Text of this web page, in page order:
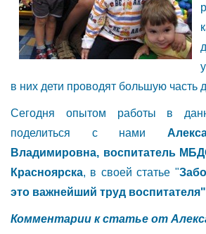
в них дети проводят большую часть
Сегодня опытом работы в
поделиться с нами
Владимировна, воспитатель
Красноярска, в своей статье "
это важнейший труд воспитателя"
Комментарии к статье от